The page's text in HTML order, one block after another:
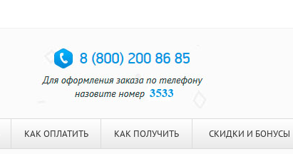
КАК ОПЛАТИТЬ КАК ПОЛУЧИТЬ СКИДКИ И БОНУСЫ